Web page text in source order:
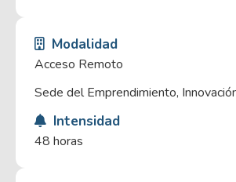
Modalidad
Acceso Remoto
Sede del Emprendimiento,
Intensidad
48 horas